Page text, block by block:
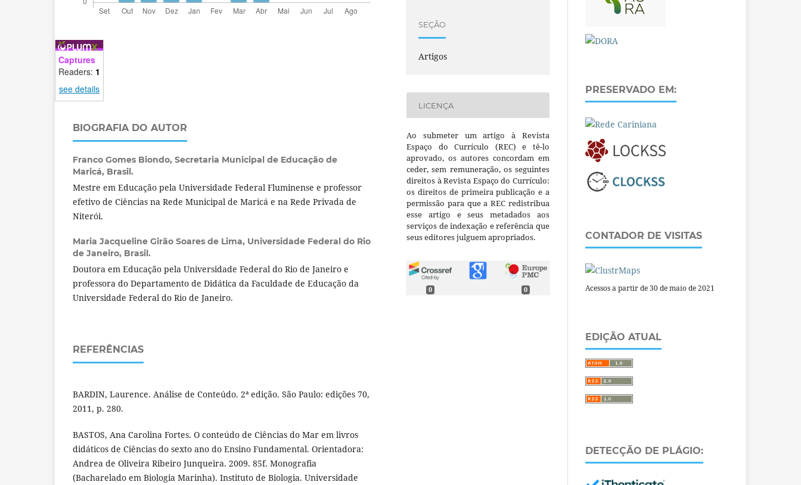
Captures
Readers: 1
see details
BIOGRAFIA DO AUTOR
Franco Gomes Biondo, Secretaria Municipal de Educação de
Maricá, Brasil.
Mestre em Educação pela Universidade Federal Fluminense e professor
efetivo de Ciências na Rede Municipal de Maricá e na Rede Privada de
Niterói.
Maria Jacqueline Girão Soares de Lima, Universidade Federal do Rio
de Janeiro, Brasil.
Doutora em Educação pela Universidade Federal do Rio de Janeiro e
professora do Departamento de Didática da Faculdade de Educação da
Universidade Federal do Rio de Janeiro.
REFERÊNCIAS
BARDIN, Laurence. Análise de Conteúdo. 2ª edição. São Paulo: edições 70,
2011, p. 280.
BASTOS, Ana Carolina Fortes. O conteúdo de Ciências do Mar em livros
didáticos de Ciências do sexto ano do Ensino Fundamental. Orientadora:
Andrea de Oliveira Ribeiro Junqueira. 2009. 85f. Monografia
(Bacharelado em Biologia Marinha). Instituto de Biologia. Universidade
SEÇÃO
Artigos
LICENÇA
Ao submeter um artigo à Revista
Espaço do Currículo (REC) e tê-lo
aprovado, os autores concordam em
ceder, sem remuneração, os seguintes
direitos à Revista Espaço do Currículo:
os direitos de primeira publicação e a
permissão para que a REC redistribua
esse artigo e seus metadados aos
serviços de indexação e referência que
seus editores julguem apropriados.
0 0
PRESERVADO EM:
CONTADOR DE VISITAS
Acessos a partir de 30 de maio de 2021
EDIÇÃO ATUAL
DETECÇÃO DE PLÁGIO: